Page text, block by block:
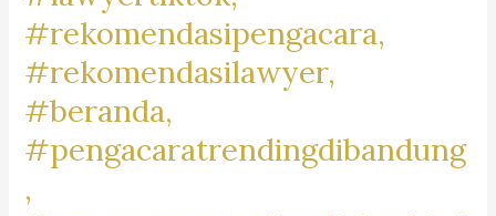
#rekomendasipengacara,
#rekomendasilawyer,
#beranda,
#pengacaratrendingdibandung
,